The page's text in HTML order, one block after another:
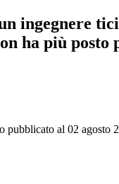
ingegnere
ha più posto
pubblicato al 02 agosto